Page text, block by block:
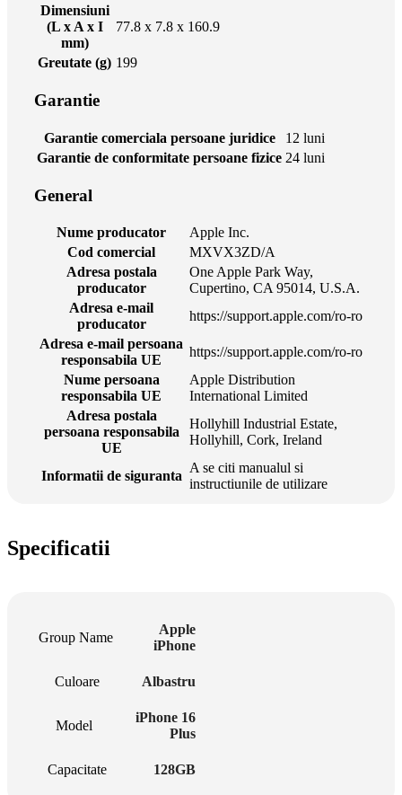
Dimensiuni
(L x A x I
mm)
77.8 x 7.8 x 160.9
Greutate (g) 199
Garantie
Garantie comerciala persoane juridice
12 luni
Garantie de conformitate persoane fizice 24 luni
General
Nume producator
Apple Inc.
Cod comercial
MXVX3ZD/A
Adresa postala
producator
One Apple Park Way,
Cupertino, CA 95014, U.S.A.
Adresa e-mail
producator
https://support.apple.com/ro-ro
Adresa e-mail persoana
responsabila UE
https://support.apple.com/ro-ro
Nume persoana
responsabila UE
Apple Distribution
International Limited
Adresa postala
persoana responsabila
UE
Hollyhill Industrial Estate,
Hollyhill, Cork, Ireland
Informatii de siguranta
A se citi manualul si
instructiunile de utilizare
Specificatii
Group Name
Apple
iPhone
Culoare Albastru
Model
iPhone 16
Plus
Capacitate 128GB